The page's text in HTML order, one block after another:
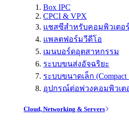
Box IPC
CPCI & VPX
แชสซีสำหรับคอมพิวเตอ
แพลตฟอร์มวีดีโอ
เมนบอร์ดอุตสาหกรรม
ระบบขนส่งอัจฉริยะ
ระบบขนาดเล็ก (Compact
อุปกรณ์ต่อพ่วงคอมพิวเต
Cloud, Networking & Servers